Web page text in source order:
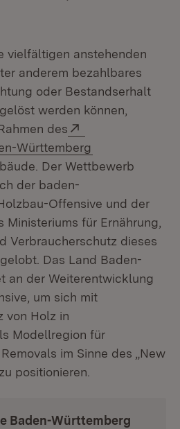
vielfältigen anstehenden
anderem bezahlbares
oder Bestandserhalt
werden können,
des
Württemberg
Der Wettbewerb
der baden-
Offensive und der
für Ernährung,
Verbraucherschutz dieses
Das Land Baden-
an der Weiterentwicklung
um sich mit
von Holz in
Modellregion für
im Sinne des „New
positionieren.
Baden-Württemberg